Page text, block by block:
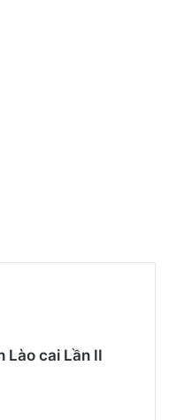
Lào cai Lần II